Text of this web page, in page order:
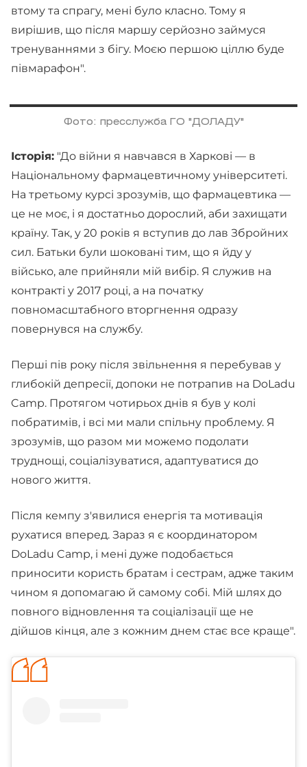
втому та спрагу, мені було класно. Тому я
вирішив, що після маршу серйозно займуся
тренуваннями з бігу. Моєю першою ціллю буде
півмарафон".
Фото: пресслужба ГО "ДОЛАДУ"
Історія: "До війни я навчався в Харкові — в
Національному фармацевтичному університеті.
На третьому курсі зрозумів, що фармацевтика —
це не моє, і я достатньо дорослий, аби захищати
країну. Так, у 20 років я вступив до лав Збройних
сил. Батьки були шоковані тим, що я йду у
військо, але прийняли мій вибір. Я служив на
контракті у 2017 році, а на початку
повномасштабного вторгнення одразу
повернувся на службу.
Перші пів року після звільнення я перебував у
глибокій депресії, допоки не потрапив на DoLadu
Camp. Протягом чотирьох днів я був у колі
побратимів, і всі ми мали спільну проблему. Я
зрозумів, що разом ми можемо подолати
труднощі, соціалізуватися, адаптуватися до
нового життя.
Після кемпу з'явилися енергія та мотивація
рухатися вперед. Зараз я є координатором
DoLadu Camp, і мені дуже подобається
приносити користь братам і сестрам, адже таким
чином я допомагаю й самому собі. Мій шлях до
повного відновлення та соціалізації ще не
дійшов кінця, але з кожним днем стає все краще".